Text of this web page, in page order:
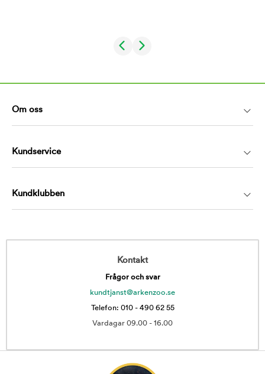
Om oss
Kundservice
Kundklubben
Kontakt
Frågor och svar
kundtjanst@arkenzoo.se
Telefon: 010 - 490 62 55
Vardagar 09.00 - 16.00